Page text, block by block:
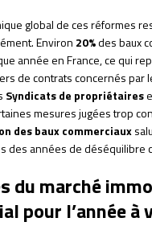
global de ces réformes
Environ 20%des baux
année en France, ce qui
de contrats concernés par
Syndicats de propriétaires
mesures jugées trop
des baux commerciaux
des années de déséquilibre
du marché
pour l’année à